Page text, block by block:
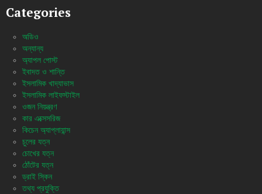
Categories
অডিও
অন্যান্য
অ্যাপল পোস্ট
ইবাদত ও শান্তি
ইসলামিক খাদ্যাভাস
ইসলামিক লাইফস্টাইল
ওজন নিয়ন্ত্রণ
কার এক্সেসরিজ
কিচেন অ্যাপ্লায়ান্স
চুলের যত্ন
চোখের যত্ন
ঠোঁটের যত্ন
ড্রাই স্কিন
তথ্য প্রযুক্তি